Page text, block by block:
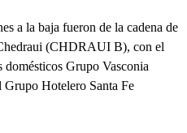
a la baja fueron de la cadena de
(CHDRAUI B), con el
domésticos Grupo Vasconia
Hotelero Santa Fe